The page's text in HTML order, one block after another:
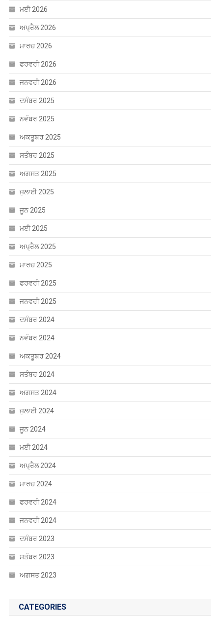
ਮਈ 2026
ਅਪ੍ਰੈਲ 2026
ਮਾਰਚ 2026
ਫਰਵਰੀ 2026
ਜਨਵਰੀ 2026
ਦਸੰਬਰ 2025
ਨਵੰਬਰ 2025
ਅਕਤੂਬਰ 2025
ਸਤੰਬਰ 2025
ਅਗਸਤ 2025
ਜੁਲਾਈ 2025
ਜੂਨ 2025
ਮਈ 2025
ਅਪ੍ਰੈਲ 2025
ਮਾਰਚ 2025
ਫਰਵਰੀ 2025
ਜਨਵਰੀ 2025
ਦਸੰਬਰ 2024
ਨਵੰਬਰ 2024
ਅਕਤੂਬਰ 2024
ਸਤੰਬਰ 2024
ਅਗਸਤ 2024
ਜੁਲਾਈ 2024
ਜੂਨ 2024
ਮਈ 2024
ਅਪ੍ਰੈਲ 2024
ਮਾਰਚ 2024
ਫਰਵਰੀ 2024
ਜਨਵਰੀ 2024
ਦਸੰਬਰ 2023
ਸਤੰਬਰ 2023
ਅਗਸਤ 2023
CATEGORIES